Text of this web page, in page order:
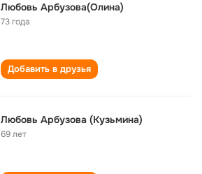
Любовь Арбузова(Олина)
73 года
Добавить в друзья
Любовь Арбузова (Кузьмина)
69 лет